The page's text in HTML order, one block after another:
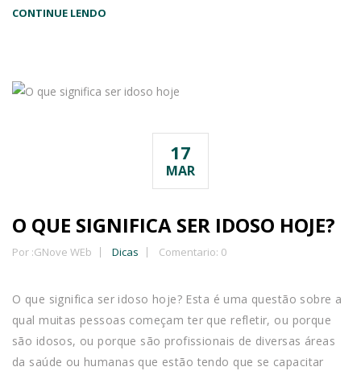
CONTINUE LENDO
17
MAR
O QUE SIGNIFICA SER IDOSO HOJE?
Por :GNove WEb Dicas Comentario: 0
O que significa ser idoso hoje? Esta é uma questão sobre a
qual muitas pessoas começam ter que refletir, ou porque
são idosos, ou porque são profissionais de diversas áreas
da saúde ou humanas que estão tendo que se capacitar